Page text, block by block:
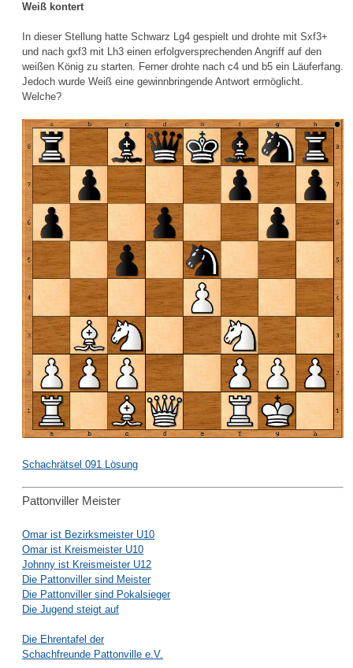
Weiß kontert
In dieser Stellung hatte Schwarz Lg4 gespielt und drohte mit Sxf3+
und nach gxf3 mit Lh3 einen erfolgversprechenden Angriff auf den
weißen König zu starten. Ferner drohte nach c4 und b5 ein Läuferfang.
Jedoch wurde Weiß eine gewinnbringende Antwort ermöglicht.
Welche?
Schachrätsel 091 Lösung
Pattonviller Meister
Omar ist Bezirksmeister U10
Omar ist Kreismeister U10
Johnny ist Kreismeister U12
Die Pattonviller sind Meister
Die Pattonviller sind Pokalsieger
Die Jugend steigt auf
Die Ehrentafel der
Schachfreunde Pattonville e.V.